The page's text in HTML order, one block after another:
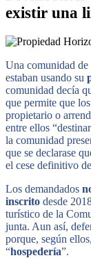
existir una
Una comunidad de
estaban usando su
comunidad decía
que permite que
propietario o
entre ellos
la comunidad
que se declarase
el cese definitivo
Los demandados
inscrito desde
turístico de la
junta. Aun así,
porque, según
“hospedería”.